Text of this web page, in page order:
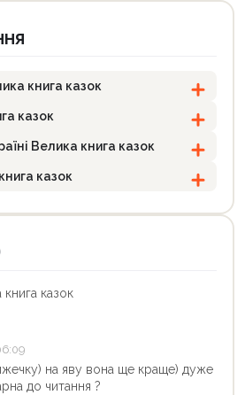
книга казок
казок
Велика книга казок
казок
книга казок
на яву вона ще краще) дуже
до читання ?